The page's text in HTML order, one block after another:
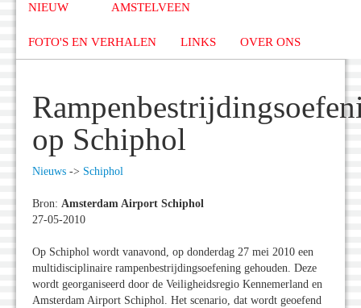
NIEUW AMSTELVEEN
FOTO'S EN VERHALEN LINKS OVER ONS
op Schiphol
Nieuws -> Schiphol
Bron: Amsterdam Airport Schiphol
27-05-2010
Op Schiphol wordt vanavond, op donderdag 27 mei 2010 een
multidisciplinaire rampenbestrijdingsoefening gehouden. Deze
wordt georganiseerd door de Veiligheidsregio Kennemerland en
Amsterdam Airport Schiphol. Het scenario, dat wordt geoefend